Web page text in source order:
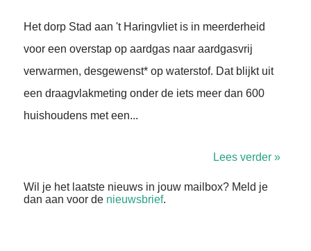
Het dorp Stad aan 't Haringvliet is in meerderheid
voor een overstap op aardgas naar aardgasvrij
verwarmen, desgewenst* op waterstof. Dat blijkt uit
een draagvlakmeting onder de iets meer dan 600
huishoudens met een...
Lees verder »
Wil je het laatste nieuws in jouw mailbox? Meld je
dan aan voor de nieuwsbrief.